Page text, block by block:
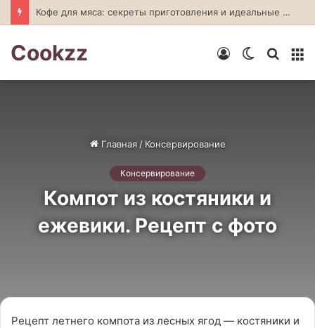
Кофе для мяса: секреты приготовления и идеальные сочетания
Cookzz
Switch
Войти
Главная / Консервирование
Консервирование
Компот из костяники и
ежевики. Рецепт с фото
Рецепт летнего компота из лесных ягод — костяники и